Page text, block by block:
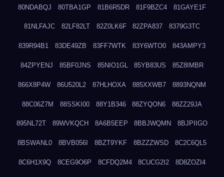
80NDABQJ 80TBA1GP 81B6R5DR 81F9BZC4 81GAYE1F
81NLFAJC 82LF82LT 82Z0LK6F 82ZPA837 8379G3TC
839R94B1 83DE49ZB 83FF7WTK 83Y6WTO0 843AMPY3
84ZPYENJ 85BF0JNS 85NIO1GL 85YB83US 85Z8IMBR
866X8P4W 86U520L2 87HLHOXA 885XXWB7 8893NQNM
88C06Z7M 88SSKI00 88Y1B346 88ZYQON6 88ZZ29JA
895NL72T 89WVKQCH 8A6B5EEP 8BBJWQMN 8BJPIIGO
8BSWANL0 8BVB056I 8BZT9YKF 8BZZZWSD 8C2C6QL5
8C6H1X9Q 8CEG9O6P 8CFDQ2M4 8CUCG2I2 8D8ZOZI4